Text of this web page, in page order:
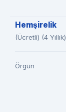
Hemşirelik
(Ücretli) (4 Yıllık)
Örgün